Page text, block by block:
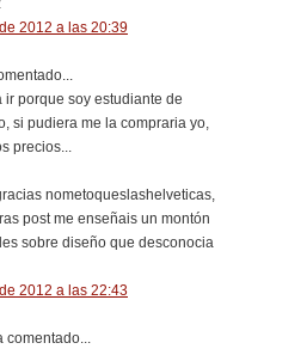
2012 a las 20:39
ir porque soy estudiante de
si pudiera me la compraria yo,
precios...
nometoqueslashelveticas,
post me enseñais un montón
sobre diseño que desconocia
2012 a las 22:43
comentado...